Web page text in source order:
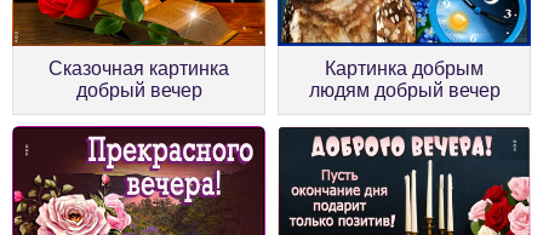
Сказочная картинка
добрый вечер
Картинка добрым
людям добрый вечер